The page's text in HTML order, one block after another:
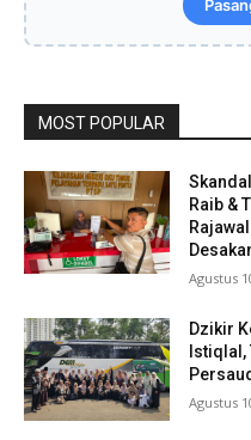
MOST POPULAR
Raib &
Agustus
Dzikir
Istiqlal,
Agustus